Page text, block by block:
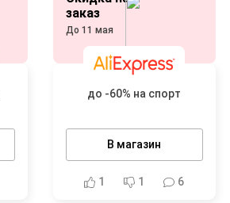
заказ
До 11 мая
до -60% на спорт
В магазин
1 1 6